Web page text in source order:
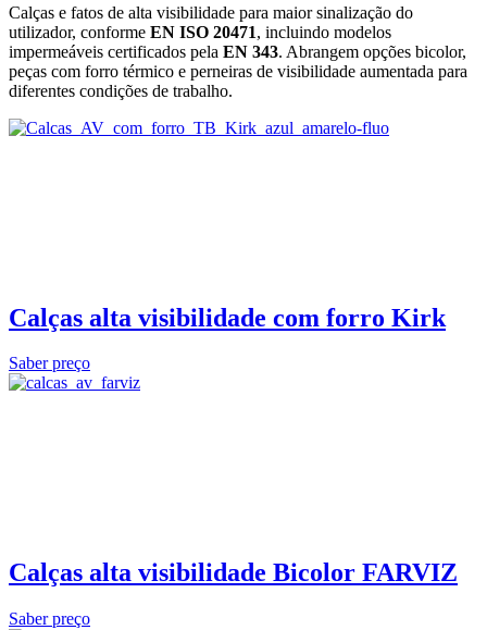
Calças e fatos de alta visibilidade para maior sinalização do
utilizador, conforme EN ISO 20471, incluindo modelos
impermeáveis certificados pela EN 343. Abrangem opções bicolor,
peças com forro térmico e perneiras de visibilidade aumentada para
diferentes condições de trabalho.
Calças alta visibilidade com forro Kirk
Saber preço
Calças alta visibilidade Bicolor FARVIZ
Saber preço